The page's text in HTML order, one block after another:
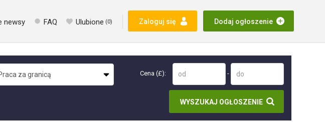
Zaloguj się Dodaj ogłoszenie
newsy FAQ Ulubione (0)
Cena (£): -
WYSZUKAJ OGŁOSZENIE